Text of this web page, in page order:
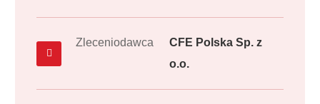
Zleceniodawca
CFE Polska Sp. z
o.o.